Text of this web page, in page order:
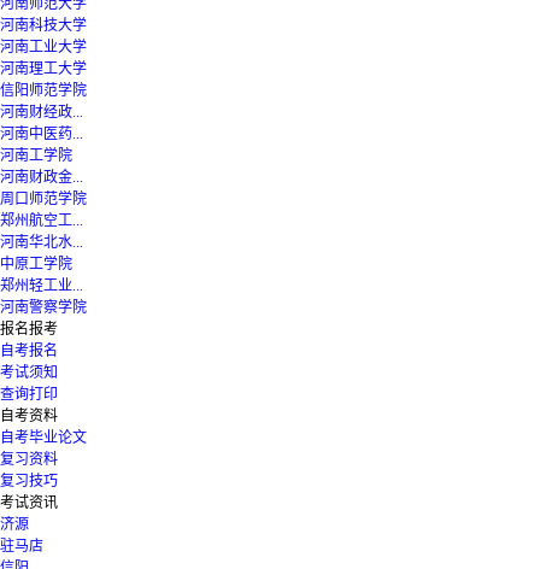
河南师范大学
河南科技大学
河南工业大学
河南理工大学
信阳师范学院
河南财经政...
河南中医药...
河南工学院
河南财政金...
周口师范学院
郑州航空工...
河南华北水...
中原工学院
郑州轻工业...
河南警察学院
报名报考
自考报名
考试须知
查询打印
自考资料
自考毕业论文
复习资料
复习技巧
考试资讯
济源
驻马店